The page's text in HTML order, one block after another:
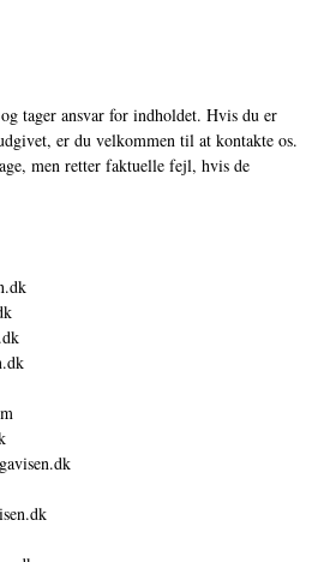
tager ansvar for indholdet. Hvis du er
er du velkommen til at kontakte os.
men retter faktuelle fejl, hvis de